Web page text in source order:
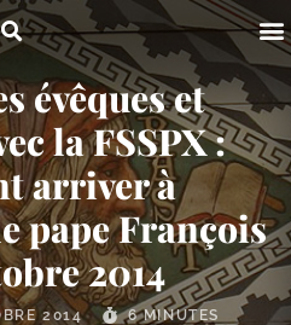
évêques et
la FSSPX :
arriver à
pape François
2014
2014 6 MINUTES